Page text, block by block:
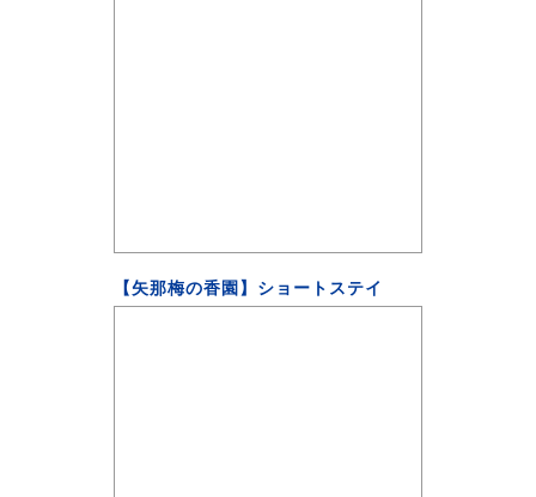
【矢那梅の香園】ショートステイ